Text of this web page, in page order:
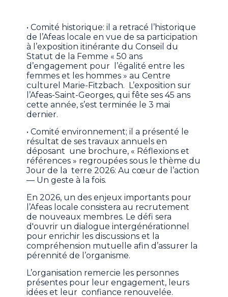
• Comité historique: il a retracé l’historique
de l’Afeas locale en vue de sa participation
à l’exposition itinérante du Conseil du
Statut de la Femme « 50 ans
d’engagement pour l’égalité entre les
femmes et les hommes » au Centre
culturel Marie-Fitzbach. L’exposition sur
l’Afeas-Saint-Georges, qui fête ses 45 ans
cette année, s’est terminée le 3 mai
dernier.
• Comité environnement; il a présenté le
résultat de ses travaux annuels en
déposant une brochure, « Réflexions et
références » regroupées sous le thème du
Jour de la terre 2026: Au cœur de l’action
— Un geste à la fois.
En 2026, un des enjeux importants pour
l’Afeas locale consistera au recrutement
de nouveaux membres. Le défi sera
d'ouvrir un dialogue intergénérationnel
pour enrichir les discussions et la
compréhension mutuelle afin d’assurer la
pérennité de l’organisme.
L’organisation remercie les personnes
présentes pour leur engagement, leurs
idées et leur confiance renouvelée.